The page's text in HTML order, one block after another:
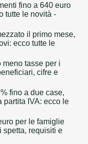
fino a 640 euro
tutte le novità -
il primo mese,
ecco tutte le
tasse per i
cifre e
fino a due case,
partita IVA: ecco le
per le famiglie
spetta, requisiti e